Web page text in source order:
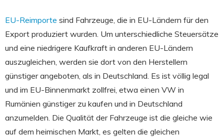
EU-Reimporte sind Fahrzeuge, die in EU-Ländern für den
Export produziert wurden. Um unterschiedliche Steuersätze
und eine niedrigere Kaufkraft in anderen EU-Ländern
auszugleichen, werden sie dort von den Herstellern
günstiger angeboten, als in Deutschland. Es ist völlig legal
und im EU-Binnenmarkt zollfrei, etwa einen VW in
Rumänien günstiger zu kaufen und in Deutschland
anzumelden. Die Qualität der Fahrzeuge ist die gleiche wie
auf dem heimischen Markt, es gelten die gleichen